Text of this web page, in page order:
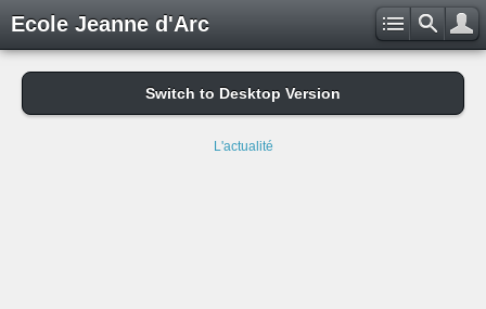
Ecole Jeanne d'Arc
Switch to Desktop Version
L'actualité